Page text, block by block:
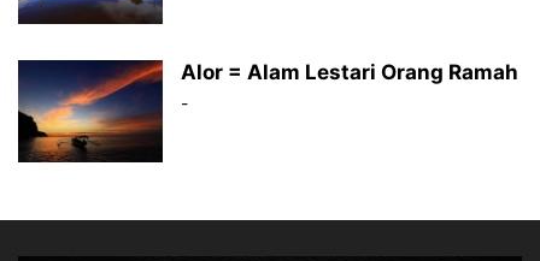
Alor = Alam Lestari Orang Ramah
-